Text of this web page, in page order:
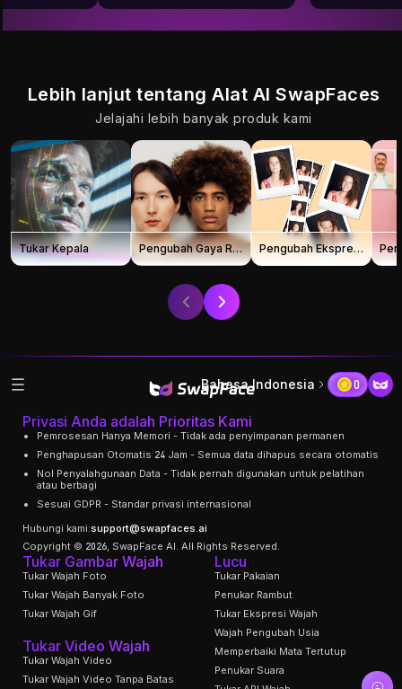
Lebih lanjut tentang Alat AI SwapFaces
Jelajahi lebih banyak produk kami
Tukar Kepala Pengubah Gaya Rambut AI Pengubah Ekspresi Wajah
Bahasa Indonesia 0
Privasi Anda adalah Prioritas Kami
Pemrosesan Hanya Memori - Tidak ada penyimpanan permanen
Penghapusan Otomatis 24 Jam - Semua data dihapus secara otomatis
Nol Penyalahgunaan Data - Tidak pernah digunakan untuk pelatihan
atau berbagi
Sesuai GDPR - Standar privasi internasional
Hubungi kami:support@swapfaces.ai
Copyright © 2026, SwapFace AI. All Rights Reserved.
Tukar Gambar Wajah
Tukar Wajah Foto
Tukar Wajah Banyak Foto
Tukar Wajah Gif
Tukar Video Wajah
Tukar Wajah Video
Tukar Wajah Video Tanpa Batas
Lucu
Tukar Pakaian
Penukar Rambut
Tukar Ekspresi Wajah
Wajah Pengubah Usia
Memperbaiki Mata Tertutup
Penukar Suara